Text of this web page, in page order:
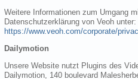
Weitere Informationen zum Umgang
Datenschutzerklärung von Veoh unter:
https://www.veoh.com/corporate/
Dailymotion
Unsere Website nutzt Plugins des
Dailymotion, 140 boulevard